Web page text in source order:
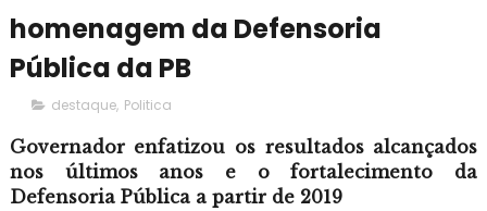
homenagem da Defensoria
Pública da PB
destaque, Politica
Governador enfatizou os resultados alcançados
nos últimos anos e o fortalecimento da
Defensoria Pública a partir de 2019